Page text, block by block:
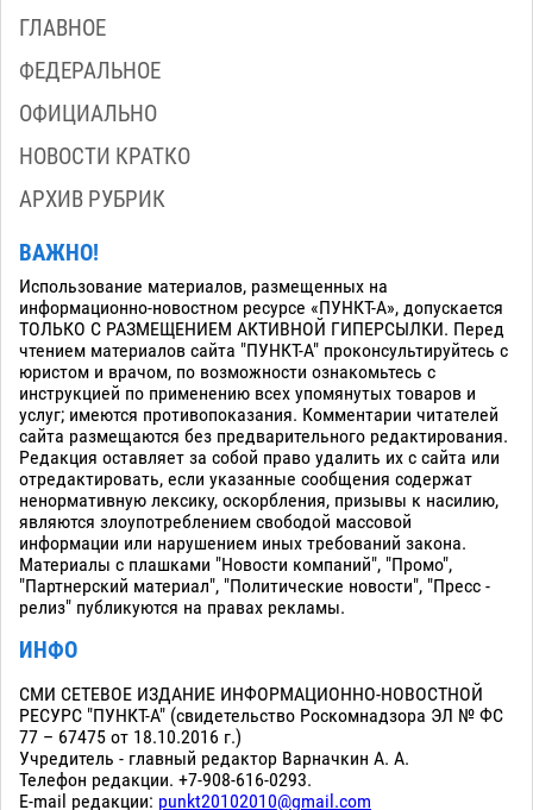
ГЛАВНОЕ
ФЕДЕРАЛЬНОЕ
ОФИЦИАЛЬНО
НОВОСТИ КРАТКО
АРХИВ РУБРИК
ВАЖНО!
Использование материалов, размещенных на
информационно-новостном ресурсе «ПУНКТ-А», допускается
ТОЛЬКО С РАЗМЕЩЕНИЕМ АКТИВНОЙ ГИПЕРСЫЛКИ. Перед
чтением материалов сайта "ПУНКТ-А" проконсультируйтесь с
юристом и врачом, по возможности ознакомьтесь с
инструкцией по применению всех упомянутых товаров и
услуг; имеются противопоказания. Комментарии читателей
сайта размещаются без предварительного редактирования.
Редакция оставляет за собой право удалить их с сайта или
отредактировать, если указанные сообщения содержат
ненормативную лексику, оскорбления, призывы к насилию,
являются злоупотреблением свободой массовой
информации или нарушением иных требований закона.
Материалы с плашками "Новости компаний", "Промо",
"Партнерский материал", "Политические новости", "Пресс -
релиз" публикуются на правах рекламы.
ИНФО
СМИ СЕТЕВОЕ ИЗДАНИЕ ИНФОРМАЦИОННО-НОВОСТНОЙ
РЕСУРС "ПУНКТ-А" (свидетельство Роскомнадзора ЭЛ № ФС
77 – 67475 от 18.10.2016 г.)
Учредитель - главный редактор Варначкин А. А.
Телефон редакции. +7-908-616-0293.
E-mail редакции: punkt20102010@gmail.com